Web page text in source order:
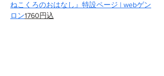
ねこくろのおはなし』特設ページ | webゲン
ロン1760円込